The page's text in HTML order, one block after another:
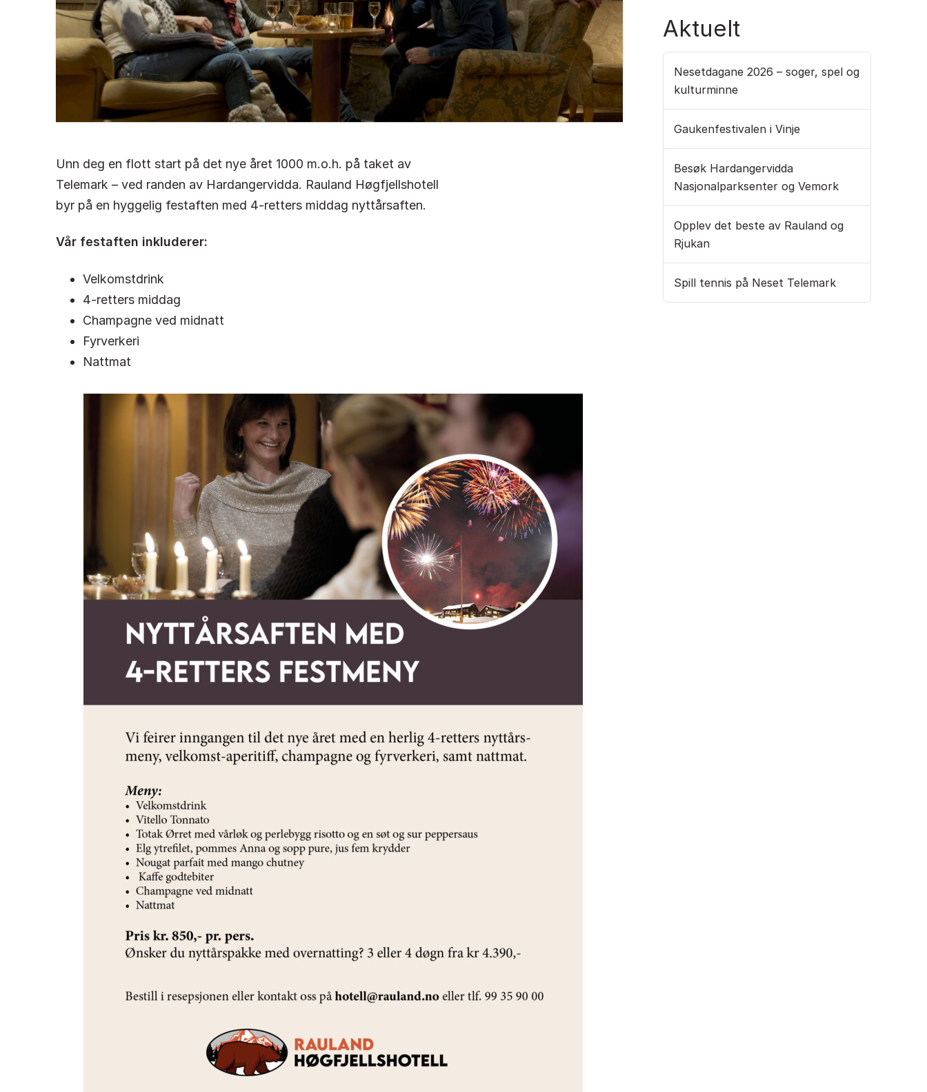
Unn deg en flott start på det nye året 1000 m.o.h. på taket av
Telemark – ved randen av Hardangervidda. Rauland Høgfjellshotell
byr på en hyggelig festaften med 4-retters middag nyttårsaften.
Vår festaften inkluderer:
Velkomstdrink
4-retters middag
Champagne ved midnatt
Fyrverkeri
Nattmat
Aktuelt
Nesetdagane 2026 – soger, spel og
kulturminne
Gaukenfestivalen i Vinje
Besøk Hardangervidda
Nasjonalparksenter og Vemork
Opplev det beste av Rauland og
Rjukan
Spill tennis på Neset Telemark